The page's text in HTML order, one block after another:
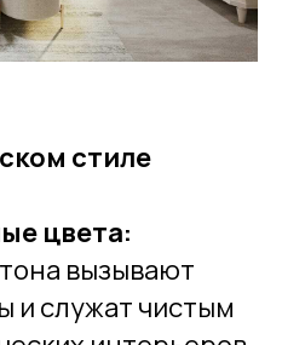
стиле
цвета:
вызывают
и служат чистым